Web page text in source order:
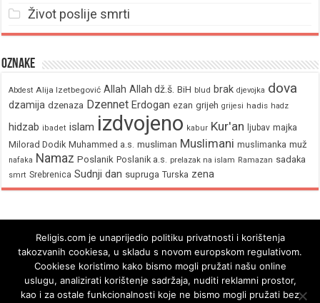
Život poslije smrti
Oznake
Abdest Alija Izetbegović Allah Allah dž.š. BiH blud brak djevojka dova
dzamija dzenaza Dzennet Erdogan ezan grijeh grijesi hadis hadz
hidzab ibadet islam izdvojeno kabur Kur'an ljubav majka
Milorad Dodik Muhammed a.s. musliman Muslimani muslimanka muž
nafaka Namaz Poslanik Poslanik a.s. prelazak na islam Ramazan sadaka
smrt Srebrenica Sudnji dan supruga Turska zena
Religis.com je unaprijedio politiku privatnosti i korištenja
takozvanih cookiesa, u skladu s novom europskom regulativom.
Cookiese koristimo kako bismo mogli pružati našu online
uslugu, analizirati korištenje sadržaja, nuditi reklamni prostor,
kao i za ostale funkcionalnosti koje ne bismo mogli pružati bez